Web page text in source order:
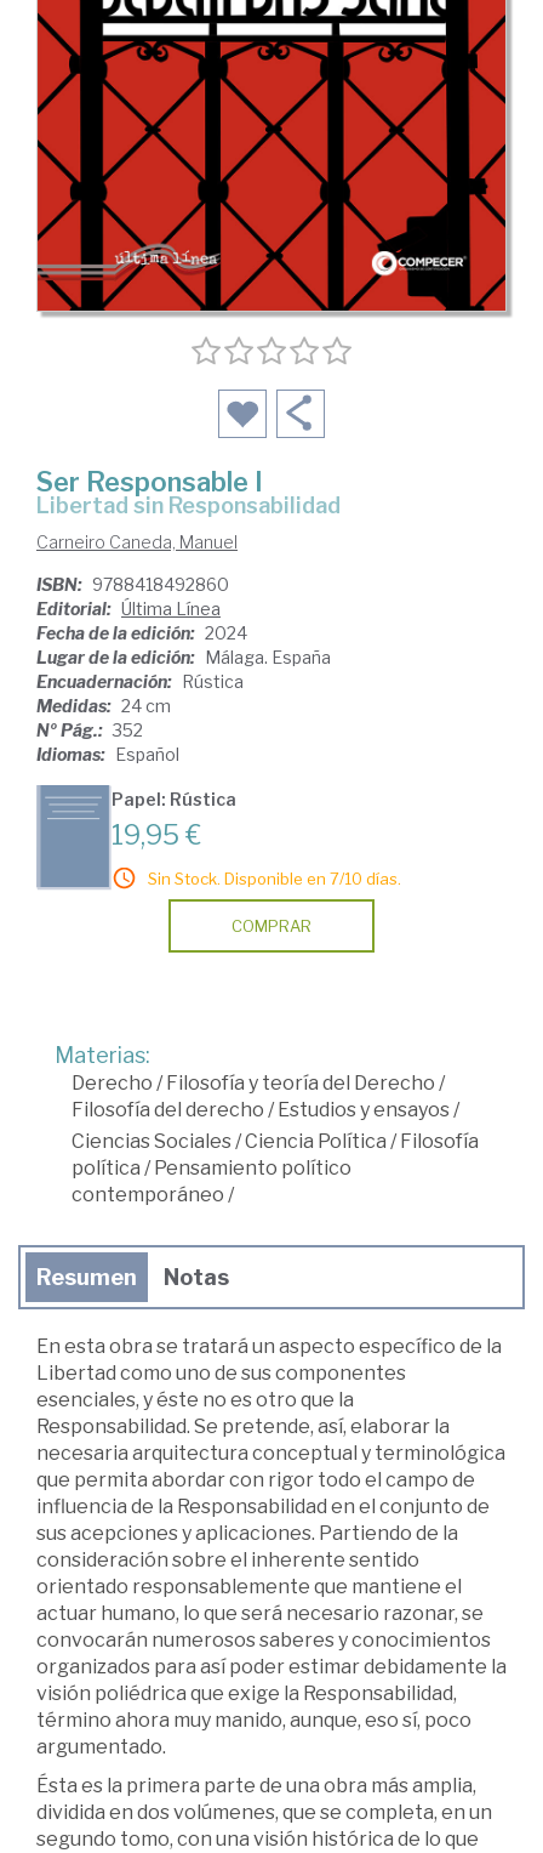
Ser Responsable I
Libertad sin Responsabilidad
Carneiro Caneda, Manuel
ISBN: 9788418492860
Editorial: Última Línea
Fecha de la edición: 2024
Lugar de la edición: Málaga. España
Encuadernación: Rústica
Medidas: 24 cm
Nº Pág.: 352
Idiomas: Español
Papel: Rústica
19,95 €
Sin Stock. Disponible en 7/10 días.
COMPRAR
Materias:
Derecho / Filosofía y teoría del Derecho /
Filosofía del derecho / Estudios y ensayos/
Ciencias Sociales/Ciencia Política / Filosofía
política / Pensamiento político
contemporáneo /
Resumen Notas
En esta obra se tratará un aspecto específico de la
Libertad como uno de sus componentes
esenciales, y éste no es otro que la
Responsabilidad. Se pretende, así, elaborar la
necesaria arquitectura conceptual y terminológica
que permita abordar con rigor todo el campo de
influencia de la Responsabilidad en el conjunto de
sus acepciones y aplicaciones. Partiendo de la
consideración sobre el inherente sentido
orientado responsablemente que mantiene el
actuar humano, lo que será necesario razonar, se
convocarán numerosos saberes y conocimientos
organizados para así poder estimar debidamente la
visión poliédrica que exige la Responsabilidad,
término ahora muy manido, aunque, eso sí, poco
argumentado.
Ésta es la primera parte de una obra más amplia,
dividida en dos volúmenes, que se completa, en un
segundo tomo, con una visión histórica de lo que